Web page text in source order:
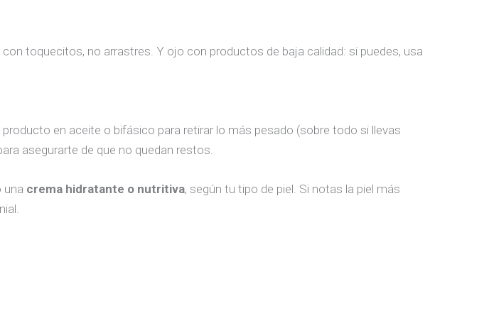
toquecitos, no arrastres. Y ojo con productos de baja calidad: si puedes, usa
en aceite o bifásico para retirar lo más pesado (sobre todo si llevas
asegurarte de que no quedan restos.
una crema hidratante o nutritiva, según tu tipo de piel. Si notas la piel más